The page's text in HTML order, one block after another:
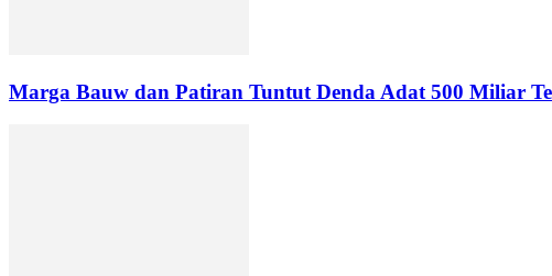
Marga Bauw dan Patiran Tuntut Denda Adat 500 Miliar